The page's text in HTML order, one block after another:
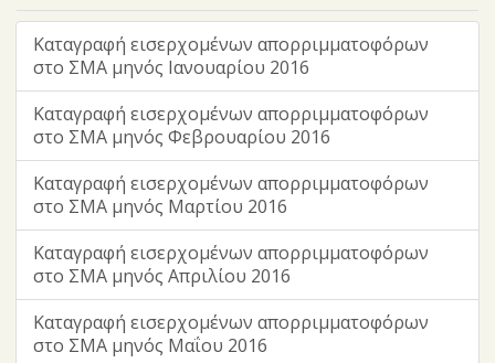
Καταγραφή εισερχομένων απορριμματοφόρων
στο ΣΜΑ μηνός Ιανουαρίου 2016
Καταγραφή εισερχομένων απορριμματοφόρων
στο ΣΜΑ μηνός Φεβρουαρίου 2016
Καταγραφή εισερχομένων απορριμματοφόρων
στο ΣΜΑ μηνός Μαρτίου 2016
Καταγραφή εισερχομένων απορριμματοφόρων
στο ΣΜΑ μηνός Απριλίου 2016
Καταγραφή εισερχομένων απορριμματοφόρων
στο ΣΜΑ μηνός Μαΐου 2016